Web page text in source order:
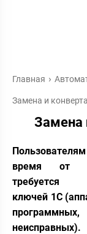
Главная
Замена и
Замена
время от
требуется
ключей 1С
программных,
неисправных).